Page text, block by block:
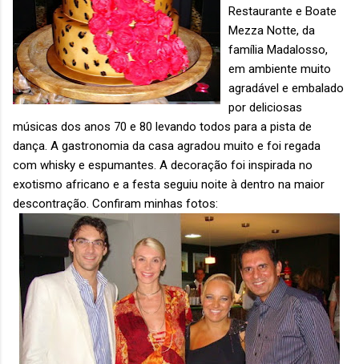
Restaurante e Boate
Mezza Notte, da
família Madalosso,
em ambiente muito
agradável e embalado
por deliciosas
músicas dos anos 70 e 80 levando todos para a pista de
dança. A gastronomia da casa agradou muito e foi regada
com whisky e espumantes. A decoração foi inspirada no
exotismo africano e a festa seguiu noite à dentro na maior
descontração. Confiram minhas fotos: